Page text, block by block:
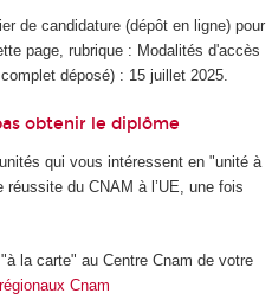
de candidature (dépôt en ligne) pour
page, rubrique : Modalités d'accès
déposé) : 15 juillet 2025.
obtenir le diplôme
qui vous intéressent en "unité à
du CNAM à l’UE, une fois
la carte" au Centre Cnam de votre
Cnam